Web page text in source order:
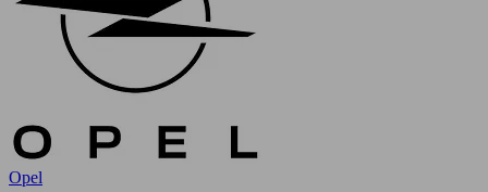
Opel